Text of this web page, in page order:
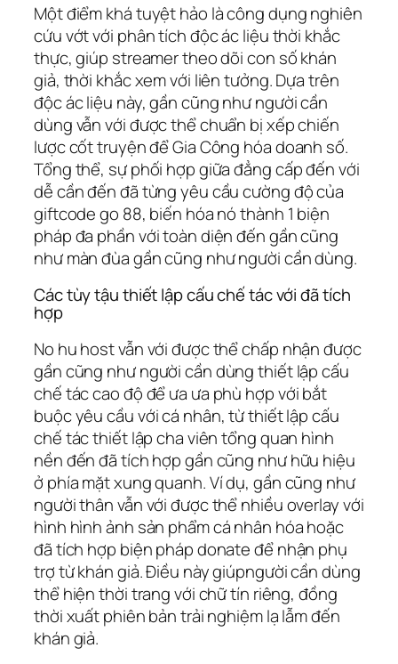
Một điểm khá tuyệt hảo là công dụng nghiên
cứu vớt với phân tích độc ác liệu thời khắc
thực, giúp streamer theo dõi con số khán
giả, thời khắc xem với liên tưởng. Dựa trên
độc ác liệu này, gần cũng như người cần
dùng vẫn với được thể chuẩn bị xếp chiến
lược cốt truyện để Gia Công hóa doanh số.
Tổng thể, sự phối hợp giữa đẳng cấp đến với
dễ cần đến đã từng yêu cầu cường độ của
giftcode go 88, biến hóa nó thành 1 biện
pháp đa phần với toàn diện đến gần cũng
như màn đùa gần cũng như người cần dùng.
Các tùy tậu thiết lập cấu chế tác với đã tích
hợp
No hu host vẫn với được thể chấp nhận được
gần cũng như người cần dùng thiết lập cấu
chế tác cao độ để ưa ưa phù hợp với bắt
buộc yêu cầu với cá nhân, từ thiết lập cấu
chế tác thiết lập cha viên tổng quan hình
nền đến đã tích hợp gần cũng như hữu hiệu
ở phía mặt xung quanh. Ví dụ, gần cũng như
người thân vẫn với được thể nhiều overlay với
hình hình ảnh sản phẩm cá nhân hóa hoặc
đã tích hợp biện pháp donate để nhận phụ
trợ từ khán giả. Điều này giúpngười cần dùng
thể hiện thời trang với chữ tín riêng, đồng
thời xuất phiên bản trải nghiệm lạ lẫm đến
khán giả.